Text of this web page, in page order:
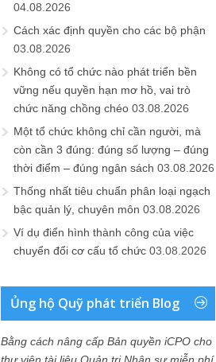
04.08.2026
Cách xác định quyền cho các bộ phận
03.08.2026
Không có tổ chức nào phát triển bền
vững nếu quyền hạn mơ hồ, vai trò
chức năng chồng chéo 03.08.2026
Một tổ chức không chỉ cần người, mà
còn cần 3 đúng: đúng số lượng – đúng
thời điểm – đúng ngân sách 03.08.2026
Thống nhất tiêu chuẩn phân loại ngạch
bậc quản lý, chuyên môn 03.08.2026
Ví dụ điển hình thành công của việc
chuyển đổi cơ cấu tổ chức 03.08.2026
Ủng hộ Quỹ phát triển Blog
Bằng cách nâng cấp Bản quyền iCPO cho